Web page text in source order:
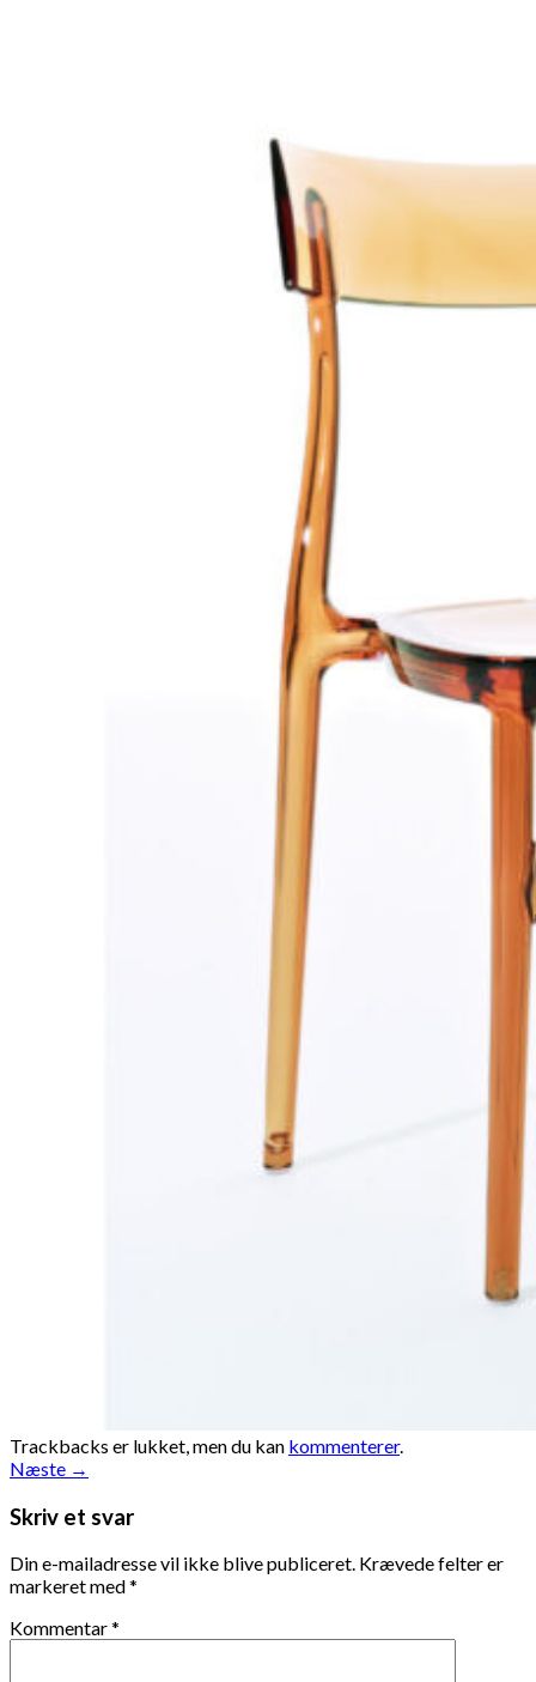
Trackbacks er lukket, men du kan kommenterer.
Næste →
Skriv et svar
Din e-mailadresse vil ikke blive publiceret. Krævede felter er
markeret med*
Kommentar*